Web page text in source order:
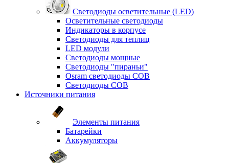
Светодиоды осветительные (LED)
Осветительные светодиоды
Индикаторы в корпусе
Светодиоды для теплиц
LED модули
Светодиоды мощные
Светодиоды "пираньи"
Osram светодиоды COB
Светодиоды COB
Источники питания
Элементы питания
Батарейки
Аккумуляторы